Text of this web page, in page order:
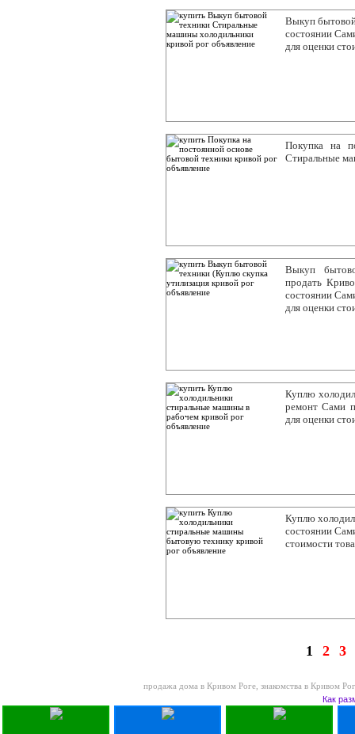
Выкуп
состоянии
для оценки
Покупка на
Стиральные
Выкуп
продать
состоянии
для оценки
Куплю
ремонт Сами
для оценки
Куплю
состоянии
стоимости
1 2 3
продажа дома в Кривом Роге ,знакомства в Кривом
Как